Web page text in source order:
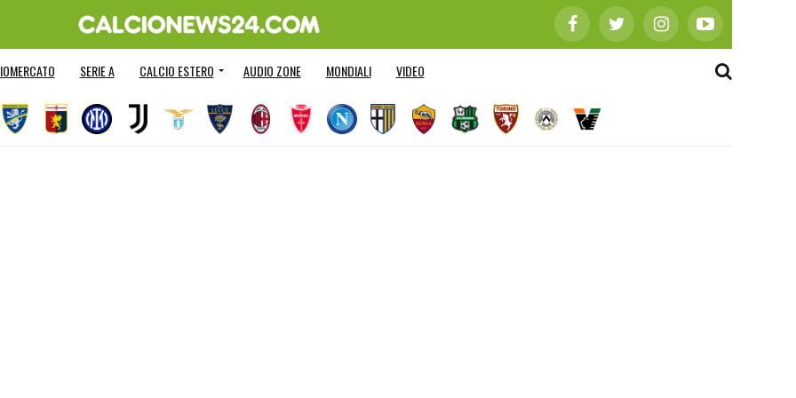
SERIE A CALCIO ESTERO AUDIO ZONE MONDIALI VIDEO